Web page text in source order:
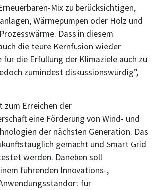
Mix zu berücksichtigen,
Wärmepumpen oder Holz und
Dass in diesem
die teure Kernfusion wieder
die Erfüllung der Klimaziele auch zu
zumindest diskussionswürdig”,
zum Erreichen der
eine Förderung von Wind- und
der nächsten Generation. Das
gemacht und Smart Grid
werden. Daneben soll
führenden Innovations-,
für